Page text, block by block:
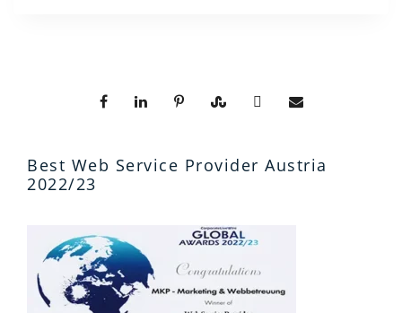
Best Web Service Provider Austria
2022/23